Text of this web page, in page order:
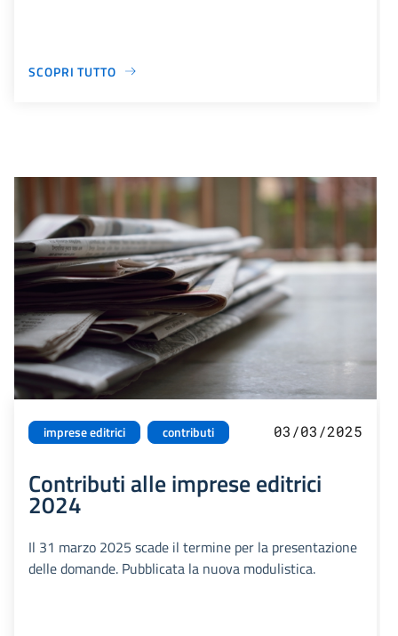
SCOPRI TUTTO
imprese editrici contributi 03/03/2025
Contributi alle imprese editrici
2024
Il 31 marzo 2025 scade il termine per la presentazione
delle domande. Pubblicata la nuova modulistica.